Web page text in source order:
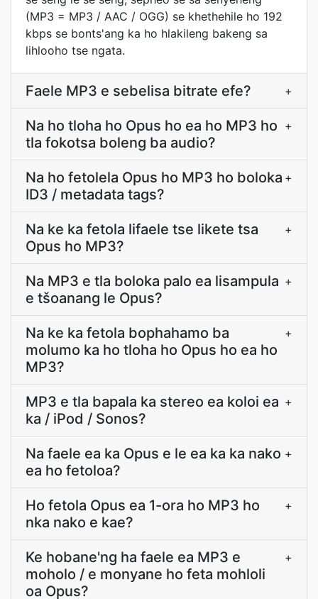
(MP3 = MP3 / AAC / OGG) se khethehile ho 192
kbps se bonts'ang ka ho hlakileng bakeng sa
lihlooho tse ngata.
Faele MP3 e sebelisa bitrate efe? +
Na ho tloha ho Opus ho ea ho MP3 ho
tla fokotsa boleng ba audio?
+
Na ho fetolela Opus ho MP3 ho boloka
ID3 / metadata tags?
+
Na ke ka fetola lifaele tse likete tsa
Opus ho MP3?
+
Na MP3 e tla boloka palo ea lisampula
e tšoanang le Opus?
+
Na ke ka fetola bophahamo ba
molumo ka ho tloha ho Opus ho ea ho
MP3?
+
MP3 e tla bapala ka stereo ea koloi ea
ka / iPod / Sonos?
+
Na faele ea ka Opus e le ea ka ka nako
ea ho fetoloa?
+
Ho fetola Opus ea 1-ora ho MP3 ho
nka nako e kae?
+
Ke hobane'ng ha faele ea MP3 e
moholo / e monyane ho feta mohloli
oa Opus?
+